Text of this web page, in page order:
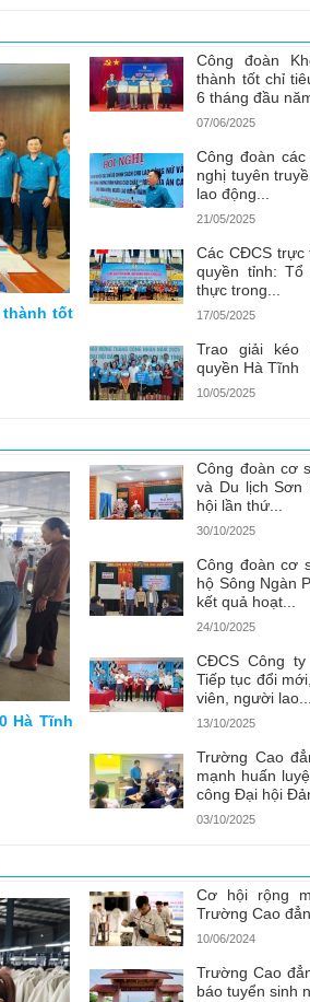
thành tốt
Công đoàn
thành tốt chỉ
6 tháng đầu
07/06/2025
Công đoàn
nghị tuyên
lao động...
21/05/2025
Các CĐCS trực
quyền tỉnh: Tổ
thực trong...
17/05/2025
Trao giải kéo
quyền Hà Tĩnh
10/05/2025
Hà Tĩnh
Công đoàn cơ
và Du lịch Sơn
hội lần thứ...
30/10/2025
Công đoàn cơ
hộ Sông Ngàn
kết quả hoạt...
24/10/2025
CĐCS Công
Tiếp tục đổi
viên, người lao...
13/10/2025
Trường Cao
mạnh huấn
công Đại hội
03/10/2025
Cơ hội rộng
Trường Cao
10/06/2024
Trường Cao
báo tuyển sinh